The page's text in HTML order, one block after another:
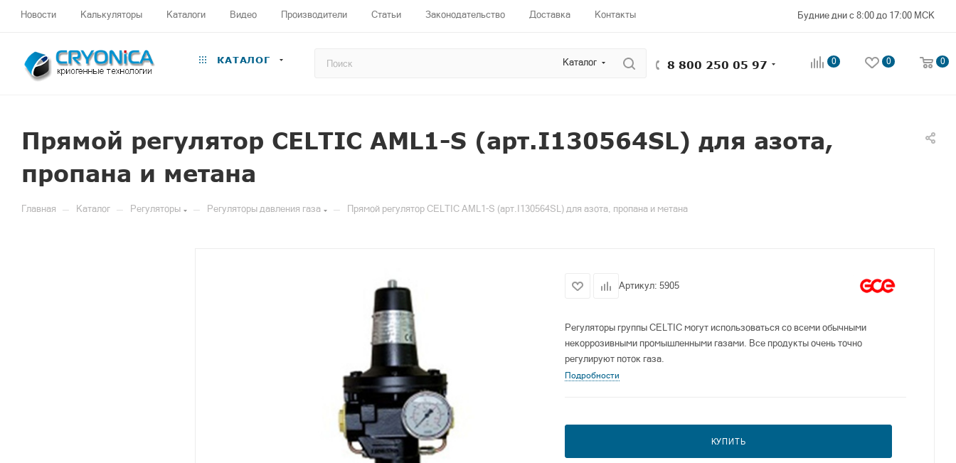
Новости Калькуляторы Каталоги Видео Производители Статьи Законодательство Доставка Контакты Будние дни с 8:00 до 17:00 МСК
КАТАЛОГ Каталог 8 800 250 05 97 0 0 0
Прямой регулятор CELTIC AML1-S (арт.I130564SL) для азота,
пропана и метана
Главная — Каталог — Регуляторы — Регуляторы давления газа — Прямой регулятор CELTIC AML1-S (арт.I130564SL) для азота, пропана и метана
Артикул: 5905
Регуляторы группы СELTIC могут использоваться со всеми обычными
некоррозивными промышленными газами. Все продукты очень точно
регулируют поток газа.
Подробности
КУПИТЬ